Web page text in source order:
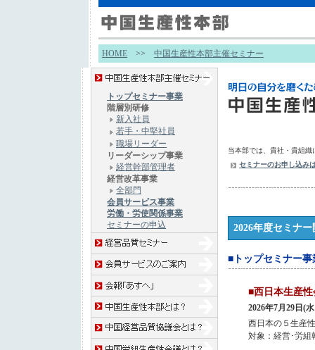
HOME >> 中国生産性本部主催セミナー
トップセミナー事業
階層別研修
新入社員
若手・中堅社員
職場リーダー
リーダーシップ事業
経営幹部管理者
経営改革事業
全部門
会員サービス事業
労働・労使関係事業
セミナーの申込
当本部では、貴社・貴組
セミナーのお申し込み
2026年度セミナ
■トップセミナー事
■西日本
2026年7月29日
西日本の５生産
対象：経営･労組